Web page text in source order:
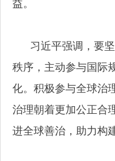
益。
习近平强调，要坚
秩序，主动参与国际
化。积极参与全球治
治理朝着更加公正合
进全球善治，助力构